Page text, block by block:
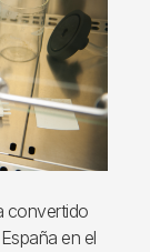
convertido
en el